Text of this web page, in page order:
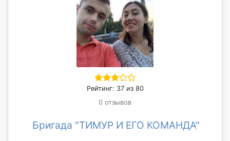
Рейтинг: 37 из 80
0 отзывов
Бригада "ТИМУР И ЕГО КОМАНДА"